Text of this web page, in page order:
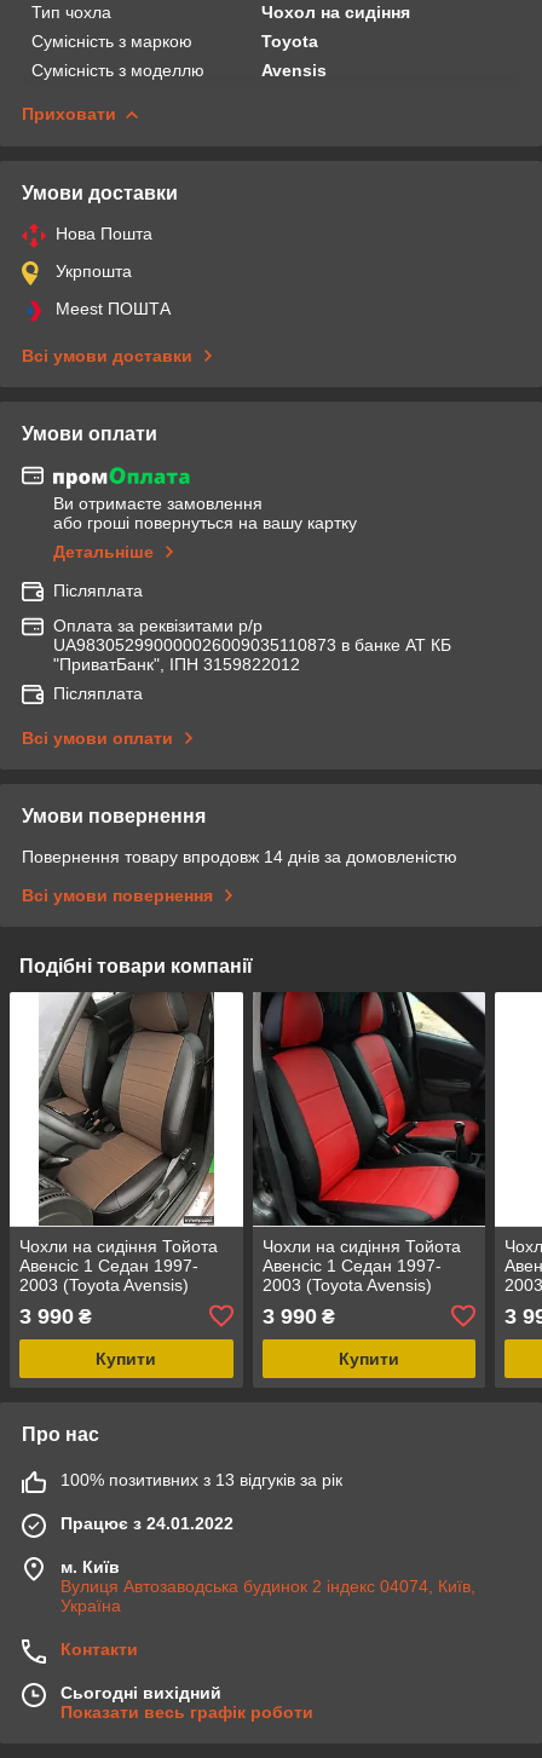
Тип чохла
Чохол на сидіння
Сумісність з маркою
Toyota
Сумісність з моделлю
Avensis
Приховати
Умови доставки
Нова Пошта
Укрпошта
Meest ПОШТА
Всі умови доставки
Умови оплати
Ви отримаєте замовлення
або гроші повернуться на вашу картку
Детальніше
Післяплата
Оплата за реквізитами р/р
UA983052990000026009035110873 в банке АТ КБ
"ПриватБанк", ІПН 3159822012
Післяплата
Всі умови оплати
Умови повернення
Повернення товару впродовж 14 днів за домовленістю
Всі умови повернення
Подібні товари компанії
Чохли на сидіння Тойота
Авенсіс 1 Седан 1997-
2003 (Toyota Avensis)
підголовник) Чорно-
коричневий
3 990 ₴
Купити
Чохли на сидіння Тойота
Авенсіс 1 Седан 1997-
2003 (Toyota Avensis)
підголовник)
3 990₴
Купити
3
Про нас
100% позитивних з 13 відгуків за рік
Працює з 24.01.2022
м. Київ
Вулиця Автозаводська будинок 2 індекс 04074, Київ,
Україна
Контакти
Сьогодні вихідний
Показати весь графік роботи